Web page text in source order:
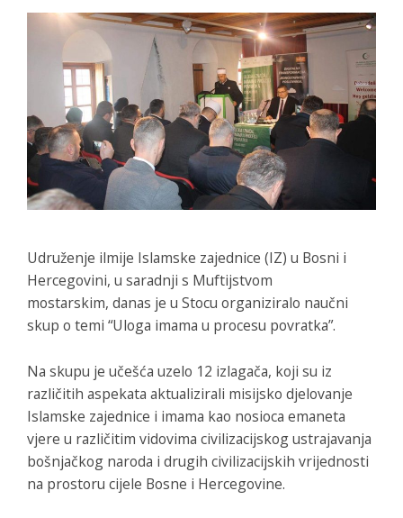
Udruženje ilmije Islamske zajednice (IZ) u Bosni i
Hercegovini, u saradnji s Muftijstvom
mostarskim, danas je u Stocu organiziralo naučni
skup o temi “Uloga imama u procesu povratka”.
Na skupu je učešća uzelo 12 izlagača, koji su iz
različitih aspekata aktualizirali misijsko djelovanje
Islamske zajednice i imama kao nosioca emaneta
vjere u različitim vidovima civilizacijskog ustrajavanja
bošnjačkog naroda i drugih civilizacijskih vrijednosti
na prostoru cijele Bosne i Hercegovine.